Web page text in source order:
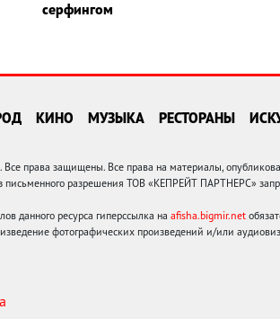
серфингом
КИНО МУЗЫКА РЕСТОРАНЫ
права защищены. Все права на материалы,
письменного разрешения ТОВ «КЕПРЕЙТ ПАРТНЕРС»
данного ресурса гиперссылка на afisha.bigmir.net
фотографических произведений и/или